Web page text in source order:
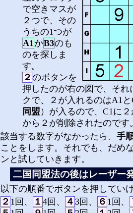
で空きマスが
２つで、その
うちの1つが
A1かB3のも
のを探しま
す。
２ のボタンを
押したのが右の図で、それ
クで、２が入れるのはA1
同盟 ）が入るので、C1に
から２が削除されたのです。
該当する数字がなかったら、 手
ことをします。それでも、だめ
ンと試していきます。
二国同盟法の後はレーザー
以下の順番でボタンを押してい
２ 1回、 １ 4回、 ４ 3回、 ６ 1回、